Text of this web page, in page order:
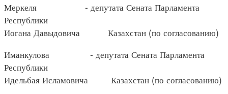
Меркеля - депутата Сената Парламента
Республики
Иогана Давыдовича Казахстан (по согласованию)
Иманкулова - депутата Сената Парламента
Республики
Идельбая Исламовича Казахстан (по согласованию)